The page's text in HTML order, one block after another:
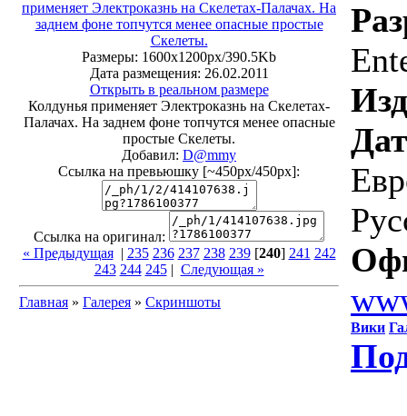
Размеры: 1600x1200px/390.5Kb
Дата размещения: 26.02.2011
Открыть в реальном размере
Колдунья применяет Электроказнь на Скелетах-
Палачах. На заднем фоне топчутся менее опасные
простые Скелеты.
Добавил: D@mmy
Ссылка на превьюшку [~450px/450px]:
Ссылка на оригинал:
« Предыдущая| 235 236 237 238 239[240] 241 242
243 244 245| Следующая »
Главная » Галерея » Скриншоты
Вики